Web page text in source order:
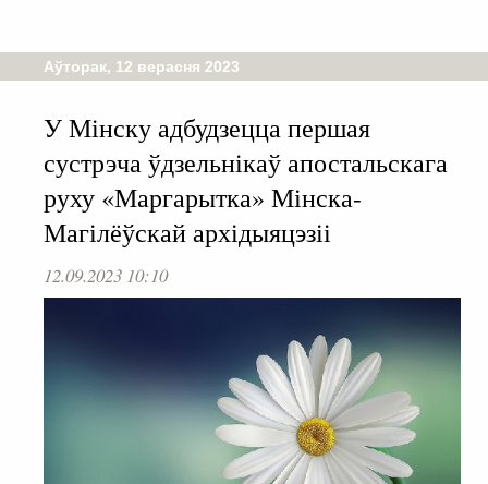
Аўторак, 12 верасня 2023
У Мінску адбудзецца першая
сустрэча ўдзельнікаў апостальскага
руху «Маргарытка» Мінска-
Магілёўскай архідыяцэзіі
12.09.2023 10:10